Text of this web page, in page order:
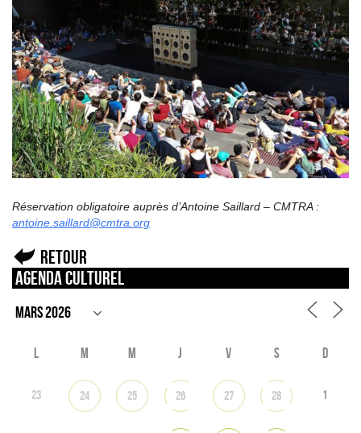
Réservation obligatoire auprès d’Antoine Saillard – CMTRA :
antoine.saillard@cmtra.org
Retour
Agenda culturel
L M M J V S D
23 24 25 26 27 28 1